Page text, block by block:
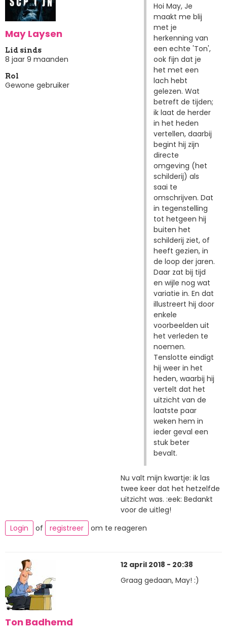
May Laysen
Lid sinds
8 jaar 9 maanden
Rol
Gewone gebruiker
Hoi May, Je
maakt me blij
met je
herkenning van
een echte 'Ton',
ook fijn dat je
het met een
lach hebt
gelezen. Wat
betreft de tijden;
ik laat de herder
in het heden
vertellen, daarbij
begint hij zijn
directe
omgeving (het
schilderij) als
saai te
omschrijven. Dat
in tegenstelling
tot hetgeen hij
buiten het
schilderij ziet, of
heeft gezien, in
de loop der jaren.
Daar zat bij tijd
en wijle nog wat
variatie in. En dat
illustreert hij door
enkele
voorbeelden uit
het verleden te
noemen.
Tenslotte eindigt
hij weer in het
heden, waarbij hij
vertelt dat het
uitzicht van de
laatste paar
weken hem in
ieder geval een
stuk beter
bevalt.
Nu valt mijn kwartje: ik las
twee keer dat het hetzelfde
uitzicht was. :eek: Bedankt
voor de uitleg!
Login
of registreer om te reageren
Ton Badhemd
12 april 2018 - 20:38
Graag gedaan, May! :)